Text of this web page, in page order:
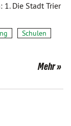
Die Stadt Trier
Schulen
Mehr